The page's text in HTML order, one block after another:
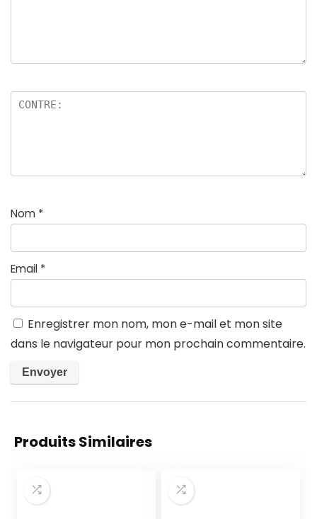
Nom *
Email *
Enregistrer mon nom, mon e-mail et mon site
dans le navigateur pour mon prochain commentaire.
Produits Similaires